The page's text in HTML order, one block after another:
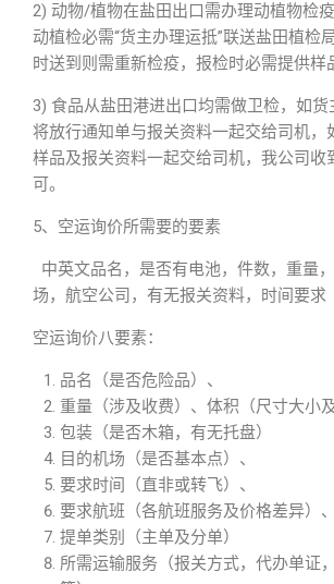
2) 动物/植物在盐田出口需办理动植物检
动植检必需“货主办理运抵”联送盐田植检
时送到则需重新检疫，报检时必需提供样
3) 食品从盐田港进出口均需做卫检，如
将放行通知单与报关资料一起交给司机，
样品及报关资料一起交给司机，我公司收
可。
5、空运询价所需要的要素
中英文品名，是否有电池，件数，重量
场，航空公司，有无报关资料，时间要求
空运询价八要素：
品名（是否危险品）、
重量（涉及收费）、体积（尺寸大小
包装（是否木箱，有无托盘）
目的机场（是否基本点）、
要求时间（直非或转飞）、
要求航班（各航班服务及价格差异）、
提单类别（主单及分单）
所需运输服务（报关方式，代办单证